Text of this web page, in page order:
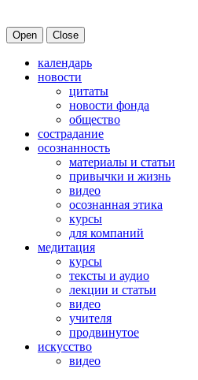
Open Close
календарь
новости
цитаты
новости фонда
общество
сострадание
осознанность
материалы и статьи
привычки и жизнь
видео
осознанная этика
курсы
для компаний
медитация
курсы
тексты и аудио
лекции и статьи
видео
учителя
продвинутое
искусство
видео